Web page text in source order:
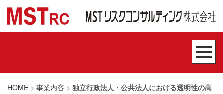
HOME > 事業内容 > 独立行政法人・公共法人における透明性の高